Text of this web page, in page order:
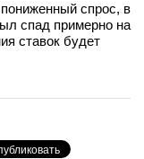
спрос, в
спад примерно на
ставок будет